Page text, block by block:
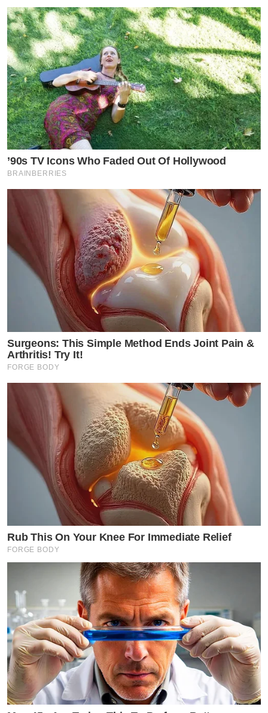
’90s TV Icons Who Faded Out Of Hollywood
BRAINBERRIES
Surgeons: This Simple Method Ends Joint Pain &
Arthritis! Try It!
FORGE BODY
Rub This On Your Knee For Immediate Relief
FORGE BODY